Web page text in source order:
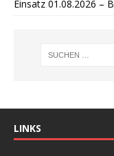
Einsatz 01.08.2026 –
LINKS